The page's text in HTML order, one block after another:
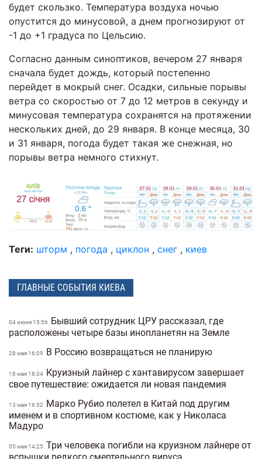
будет скользко. Температура воздуха ночью
опустится до минусовой, а днем прогнозируют от
-1 до +1 градуса по Цельсию.
Согласно данным синоптиков, вечером 27 января
сначала будет дождь, который постепенно
перейдет в мокрый снег. Осадки, сильные порывы
ветра со скоростью от 7 до 12 метров в секунду и
минусовая температура сохранятся на протяжении
нескольких дней, до 29 января. В конце месяца, 30
и 31 января, погода будет такая же снежная, но
порывы ветра немного стихнут.
Теги: шторм , погода , циклон , снег , киев
ГЛАВНЫЕ СОБЫТИЯ КИЕВА
04 июня 15:56
Бывший сотрудник ЦРУ рассказал, где
расположены четыре базы инопланетян на Земле
28 мая 16:09 В Россию возвращаться не планирую
18 мая 18:34 Круизный лайнер с хантавирусом завершает
свое путешествие: ожидается ли новая пандемия
13 мая 16:32
Марко Рубио полетел в Китай под другим
именем и в спортивном костюме, как у Николаса
Мадуро
05 мая 14:25 Три человека погибли на круизном лайнере от
вспышки редкого смертельного вируса